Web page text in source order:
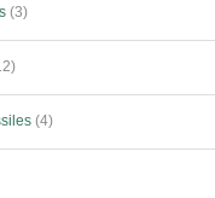
3
4